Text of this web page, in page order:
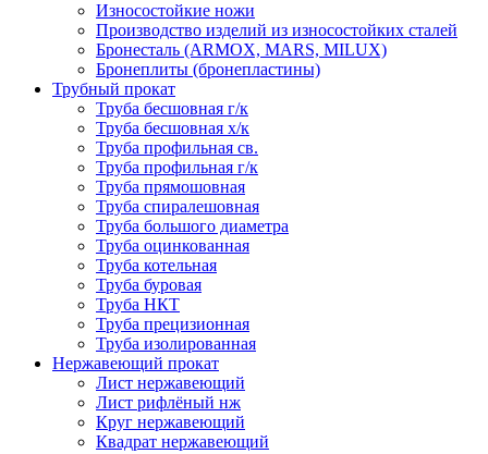
Износостойкие ножи
Производство изделий из износостойких сталей
Бронесталь (ARMOX, MARS, MILUX)
Бронеплиты (бронепластины)
Трубный прокат
Труба бесшовная г/к
Труба бесшовная х/к
Труба профильная св.
Труба профильная г/к
Труба прямошовная
Труба спиралешовная
Труба большого диаметра
Труба оцинкованная
Труба котельная
Труба буровая
Труба НКТ
Труба прецизионная
Труба изолированная
Нержавеющий прокат
Лист нержавеющий
Лист рифлёный нж
Круг нержавеющий
Квадрат нержавеющий